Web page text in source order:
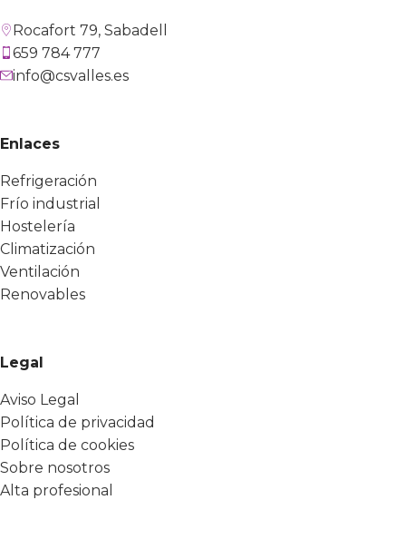
Rocafort 79, Sabadell
659 784 777
info@csvalles.es
Enlaces
Refrigeración
Frío industrial
Hostelería
Climatización
Ventilación
Renovables
Legal
Aviso Legal
Política de privacidad
Política de cookies
Sobre nosotros
Alta profesional